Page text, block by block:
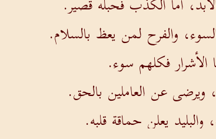
والفرح لمن يعظ بالسلام.
فكلهم سوء.
عن العاملين بالحق.
يعلن حماقة قلبه.